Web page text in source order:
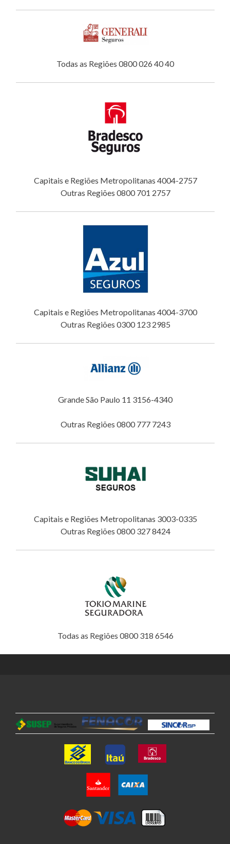
Todas as Regiões 0800 026 40 40
Capitais e Regiões Metropolitanas 4004-2757
Outras Regiões 0800 701 2757
Capitais e Regiões Metropolitanas 4004-3700
Outras Regiões 0300 123 2985
Grande São Paulo 11 3156-4340
Outras Regiões 0800 777 7243
Capitais e Regiões Metropolitanas 3003-0335
Outras Regiões 0800 327 8424
Todas as Regiões 0800 318 6546